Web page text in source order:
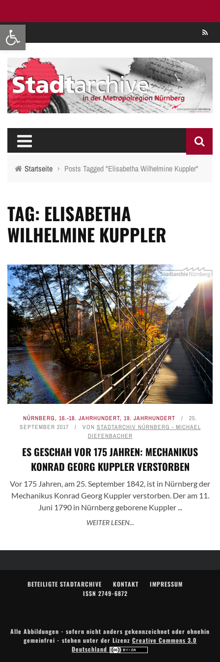
Werkzeugleiste öffnen
Startseite › Posts Tagged "Elisabetha Wilhelmine Kuppler"
TAG: ELISABETHA
WILHELMINE KUPPLER
NÜRNBERG, 16.-18. JAHRHUNDERT, 19. JAHRHUNDERT
25.
SEPTEMBER 2017
VON STADTARCHIV NÜRNBERG - MICHAEL
DIEFENBACHER
ES GESCHAH VOR 175 JAHREN: MECHANIKUS
KONRAD GEORG KUPPLER VERSTORBEN
Vor 175 Jahren, am 25. September 1842, ist in Nürnberg der
Mechanikus Konrad Georg Kuppler verstorben. Der am 11.
Juni 1790 in Nürnberg geborene Kuppler ...
WEITER LESEN...
BETEILIGTE STADTARCHIVE KONTAKT
IMPRESSUM
ISSN 2749-6872
Alle Abbildungen - sofern nicht anders gekennzeichnet oder ohnehin
gemeinfrei - stehen unter der Lizenz Creative Commons 3.0
Deutschland